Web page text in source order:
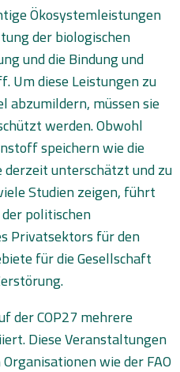
Ökosystemleistungen
der biologischen
und die Bindung und
Um diese Leistungen zu
abzumildern, müssen sie
werden. Obwohl
speichern wie die
unterschätzt und zu
Studien zeigen, führt
politischen
Privatsektors für den
für die Gesellschaft
der COP27 mehrere
Diese Veranstaltungen
wie der FAO